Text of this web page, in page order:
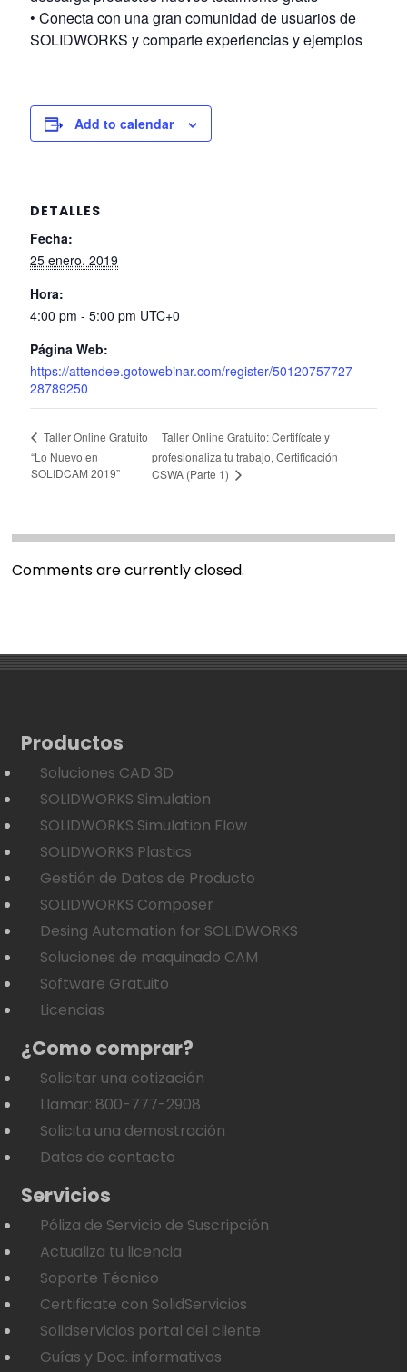
• Conecta con una gran comunidad de usuarios de
SOLIDWORKS y comparte experiencias y ejemplos
Add to calendar
DETALLES
Fecha:
25 enero, 2019
Hora:
4:00 pm - 5:00 pm UTC+0
Página Web:
https://attendee.gotowebinar.com/register/50120757727
28789250
Taller Online Gratuito
“Lo Nuevo en
SOLIDCAM 2019”
Taller Online Gratuito: Certifícate y
profesionaliza tu trabajo, Certificación
CSWA (Parte 1)
Comments are currently closed.
Productos
Soluciones CAD 3D
SOLIDWORKS Simulation
SOLIDWORKS Simulation Flow
SOLIDWORKS Plastics
Gestión de Datos de Producto
SOLIDWORKS Composer
Desing Automation for SOLIDWORKS
Soluciones de maquinado CAM
Software Gratuito
Licencias
¿Como comprar?
Solicitar una cotización
Llamar: 800-777-2908
Solicita una demostración
Datos de contacto
Servicios
Póliza de Servicio de Suscripción
Actualiza tu licencia
Soporte Técnico
Certificate con SolidServicios
Solidservicios portal del cliente
Guías y Doc. informativos